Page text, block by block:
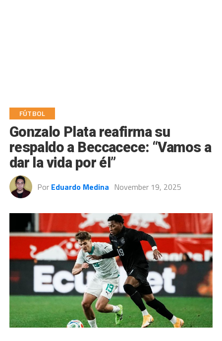
FÚTBOL
Gonzalo Plata reafirma su
respaldo a Beccacece: “Vamos a
dar la vida por él”
Por Eduardo Medina November 19, 2025